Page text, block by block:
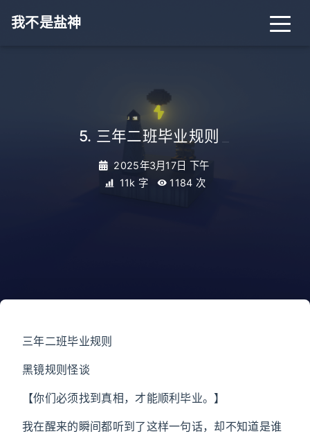
我不是盐神
5. 三年二班毕业规则
2025年3月17日 下午
11k 字
1184 次
三年二班毕业规则
黑镜规则怪谈
【你们必须找到真相，才能顺利毕业。】
我在醒来的瞬间都听到了这样一句话，却不知道是谁